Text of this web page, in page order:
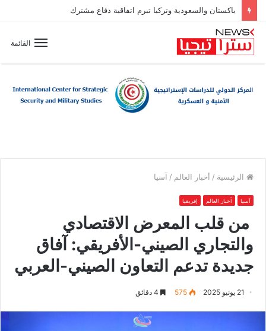
باكستان والسعودية وتركيا تبرم اتفاقية دفاع مشترك
القائمة
الرئيسية / أخبار العالم / آسيا
آسيا أخبار العالم إفريقيا
من قلب المعرض الاقتصادي
والتجاري الصيني-الأفريقي: آفاق
جديدة تدعم التعاون الصيني-العربي
21 يونيو 2025 575